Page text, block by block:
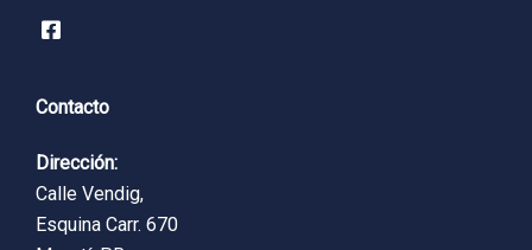
Contacto
Dirección:
Calle Vendig,
Esquina Carr. 670